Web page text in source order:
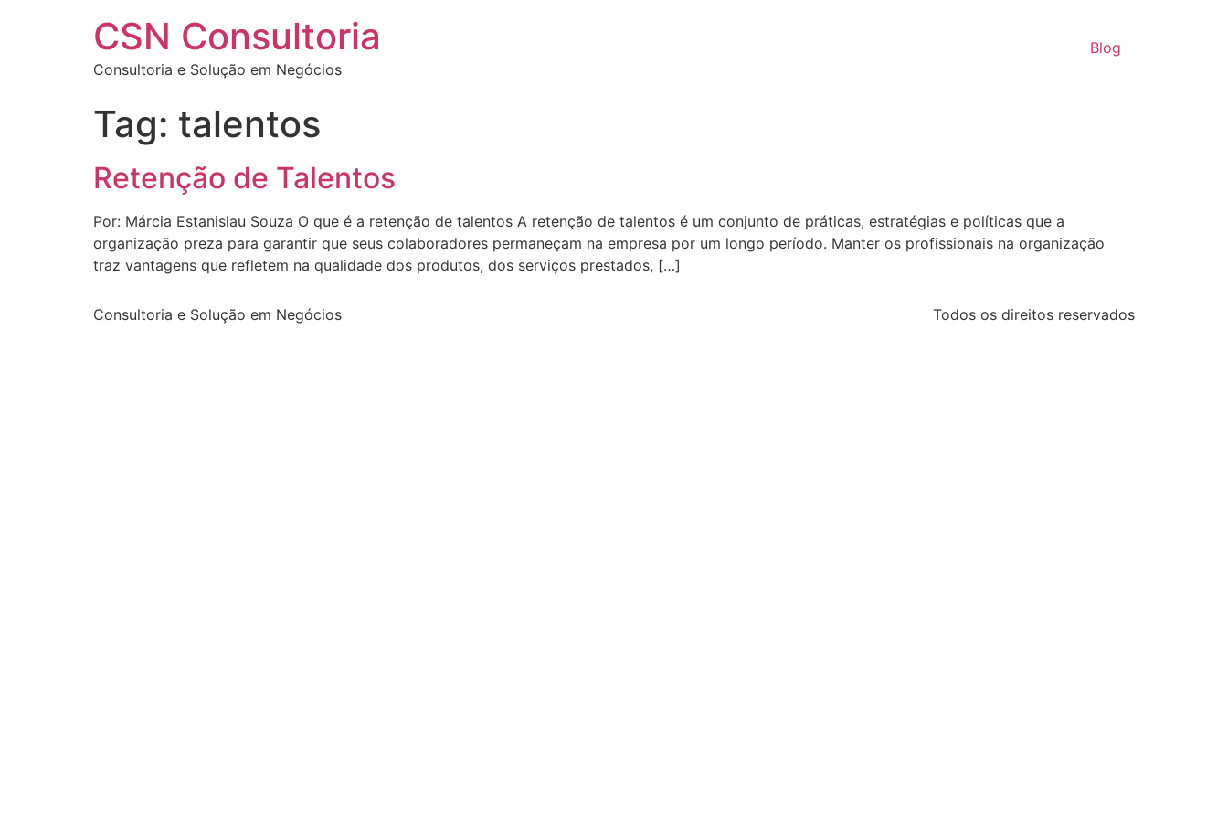
CSN Consultoria
Consultoria e Solução em Negócios
Blog
Tag: talentos
Retenção de Talentos
Por: Márcia Estanislau Souza O que é a retenção de talentos A retenção de talentos é um conjunto de práticas, estratégias e políticas que a
organização preza para garantir que seus colaboradores permaneçam na empresa por um longo período. Manter os profissionais na organização
traz vantagens que refletem na qualidade dos produtos, dos serviços prestados, […]
Consultoria e Solução em Negócios Todos os direitos reservados